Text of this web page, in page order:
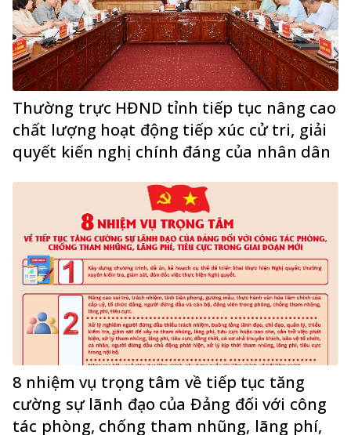
Thường trực HĐND tỉnh tiếp tục nâng cao
chất lượng hoạt động tiếp xúc cử tri, giải
quyết kiến nghị chính đáng của nhân dân
8 nhiệm vụ trọng tâm về tiếp tục tăng
cường sự lãnh đạo của Đảng đối với công
tác phòng, chống tham nhũng, lãng phí,